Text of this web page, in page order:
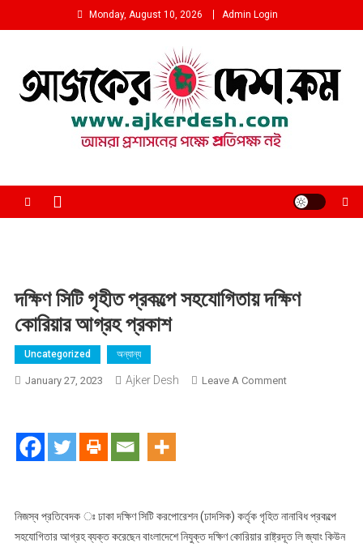
to
Monday, August 10, 2026 Admin Login
দক্ষিণ সিটি গৃহীত প্রকল্পে সহযোগিতায় দক্ষিণ
কোরিয়ার আগ্রহ প্রকাশ
Uncategorized অন্যান্য
January 27, 2023 Ajker Desh Leave A CommentOn
কোরিয়ার
আগ্রহ
নিজস্ব প্রতিবেদক ঃ ঢাকা দক্ষিণ সিটি করপোরেশন (ঢাদসিক) কর্তৃক গৃহিত নানাবিধ প্রকল্পে
সহযোগিতার আগ্রহ ব্যক্ত করেছেন বাংলাদেশে নিযুক্ত দক্ষিণ কোরিয়ার রাষ্ট্রদূত লি জ্যাং কিউন